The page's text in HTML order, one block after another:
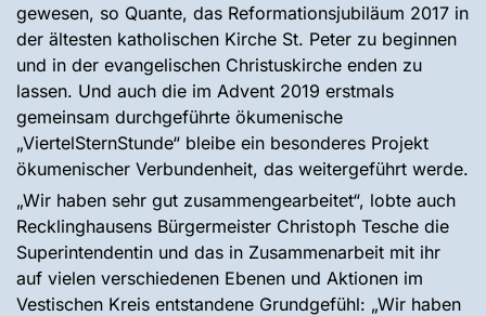
gewesen, so Quante, das Reformationsjubiläum 2017 in
der ältesten katholischen Kirche St. Peter zu beginnen
und in der evangelischen Christuskirche enden zu
lassen. Und auch die im Advent 2019 erstmals
gemeinsam durchgeführte ökumenische
„ViertelSternStunde“ bleibe ein besonderes Projekt
ökumenischer Verbundenheit, das weitergeführt werde.
„Wir haben sehr gut zusammengearbeitet“, lobte auch
Recklinghausens Bürgermeister Christoph Tesche die
Superintendentin und das in Zusammenarbeit mit ihr
auf vielen verschiedenen Ebenen und Aktionen im
Vestischen Kreis entstandene Grundgefühl: „Wir haben